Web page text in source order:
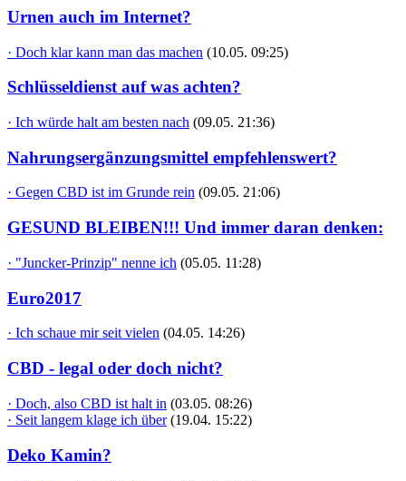
Urnen auch im Internet?
· Doch klar kann man das machen (10.05. 09:25)
Schlüsseldienst auf was achten?
· Ich würde halt am besten nach (09.05. 21:36)
Nahrungsergänzungsmittel empfehlenswert?
· Gegen CBD ist im Grunde rein (09.05. 21:06)
GESUND BLEIBEN!!! Und immer daran denken:
· "Juncker-Prinzip" nenne ich (05.05. 11:28)
Euro2017
· Ich schaue mir seit vielen (04.05. 14:26)
CBD - legal oder doch nicht?
· Doch, also CBD ist halt in (03.05. 08:26)
· Seit langem klage ich über (19.04. 15:22)
Deko Kamin?